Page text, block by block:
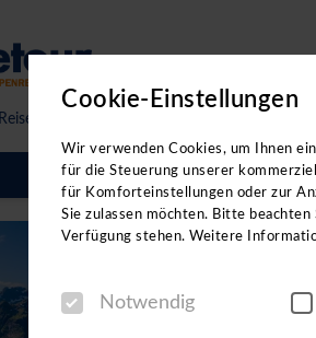
Reisethemen
Cookie-Einstellungen
Wir verwenden Cookies, um Ihnen
für die Steuerung unserer
für Komforteinstellungen oder zur
Sie zulassen möchten. Bitte
Verfügung stehen. Weitere
Notwendig